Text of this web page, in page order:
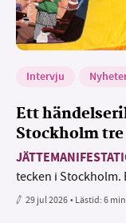
Intervju
Ett
Stockholm
tecken i Stockholm.
29 jul 2026• Lästid:6 min